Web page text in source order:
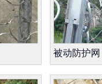
被动防护网